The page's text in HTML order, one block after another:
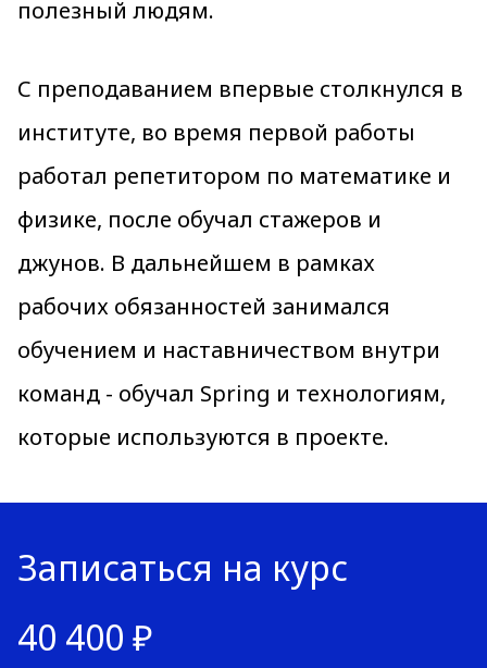
полезный людям.
С преподаванием впервые столкнулся в
институте, во время первой работы
работал репетитором по математике и
физике, после обучал стажеров и
джунов. В дальнейшем в рамках
рабочих обязанностей занимался
обучением и наставничеством внутри
команд - обучал Spring и технологиям,
которые используются в проекте.
Записаться на курс
40 400 ₽